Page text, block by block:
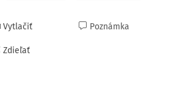
Vytlačiť
Zdieľať
Poznámka